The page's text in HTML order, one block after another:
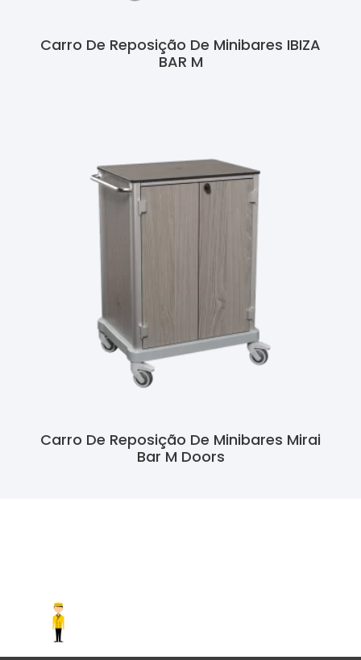
Carro De Reposição De Minibares IBIZA
BAR M
Carro De Reposição De Minibares Mirai
Bar M Doors